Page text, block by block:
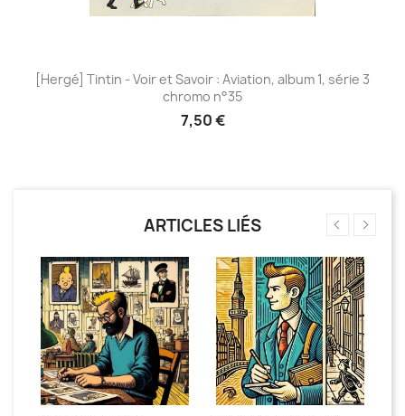
[Hergé] Tintin - Voir et Savoir : Aviation, album 1, série 3
chromo n°35
7,50 €
ARTICLES LIÉS